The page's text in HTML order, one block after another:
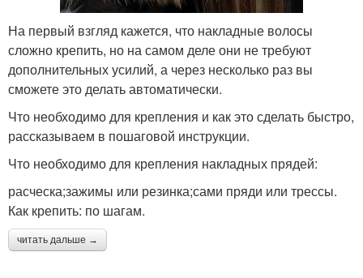
На первый взгляд кажется, что накладные волосы
сложно крепить, но на самом деле они не требуют
дополнительных усилий, а через несколько раз вы
сможете это делать автоматически.
Что необходимо для крепления и как это сделать быстро,
рассказываем в пошаговой инструкции.
Что необходимо для крепления накладных прядей:
расческа;зажимы или резинка;сами пряди или трессы.
Как крепить: по шагам.
читать дальше →